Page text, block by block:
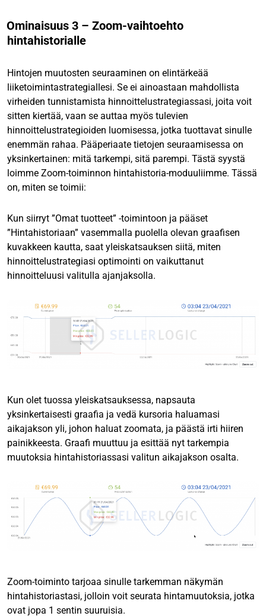
Ominaisuus 3 – Zoom-vaihtoehto
hintahistorialle
Hintojen muutosten seuraaminen on elintärkeää
liiketoimintastrategiallesi. Se ei ainoastaan mahdollista
virheiden tunnistamista hinnoittelustrategiassasi, joita voit
sitten kiertää, vaan se auttaa myös tulevien
hinnoittelustrategioiden luomisessa, jotka tuottavat sinulle
enemmän rahaa. Pääperiaate tietojen seuraamisessa on
yksinkertainen: mitä tarkempi, sitä parempi. Tästä syystä
loimme Zoom-toiminnon hintahistoria-moduuliimme. Tässä
on, miten se toimii:
Kun siirryt ”Omat tuotteet” -toimintoon ja pääset
”Hintahistoriaan” vasemmalla puolella olevan graafisen
kuvakkeen kautta, saat yleiskatsauksen siitä, miten
hinnoittelustrategiasi optimointi on vaikuttanut
hinnoitteluusi valitulla ajanjaksolla.
Kun olet tuossa yleiskatsauksessa, napsauta
yksinkertaisesti graafia ja vedä kursoria haluamasi
aikajakson yli, johon haluat zoomata, ja päästä irti hiiren
painikkeesta. Graafi muuttuu ja esittää nyt tarkempia
muutoksia hintahistoriassasi valitun aikajakson osalta.
Zoom-toiminto tarjoaa sinulle tarkemman näkymän
hintahistoriastasi, jolloin voit seurata hintamuutoksia, jotka
ovat jopa 1 sentin suuruisia.